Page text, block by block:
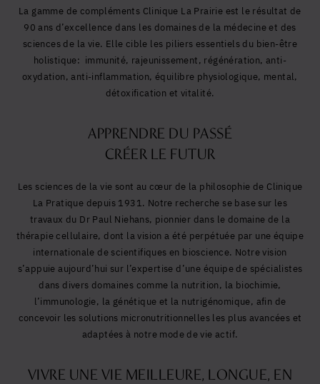
La gamme de compléments Clinique La Prairie est le résultat de
90 ans d’excellence dans les domaines de la médecine et des
sciences de la vie. Elle cible les piliers essentiels du bien-être
holistique: immunité, rajeunissement, régénération, anti-
oxydation, anti-inflammation, équilibre physiologique, mental,
détoxification et vitalité.
APPRENDRE DU PASSÉ
CRÉER LE FUTUR
Les sciences de la vie sont au cœur de la philosophie de Clinique
La Pratique depuis 1931. Notre recherche se base sur les
travaux du Dr Paul Niehans, pionnier dans le domaine de la
thérapie cellulaire, dont la vision a été perpétuée par une équipe
internationale de scientifiques en bioscience. Notre vision
s’appuie aujourd’hui sur l’expertise d’une équipe de spécialistes
dans divers domaines comme la nutrition, la biochimie,
l’immunologie, la génétique et la nutrigénomique, afin de
concevoir les solutions micronutritionnelles les plus avancées et
adaptées à notre mode de vie actif.
VIVRE UNE VIE MEILLEURE, LONGUE, EN